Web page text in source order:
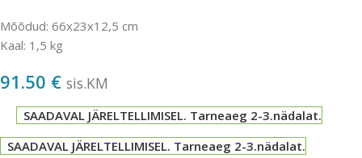
Mõõdud: 66x23x12,5 cm
Kaal: 1,5 kg
91.50 € sis.KM
SAADAVAL JÄRELTELLIMISEL. Tarneaeg 2-3.nädalat.
SAADAVAL JÄRELTELLIMISEL. Tarneaeg 2-3.nädalat.